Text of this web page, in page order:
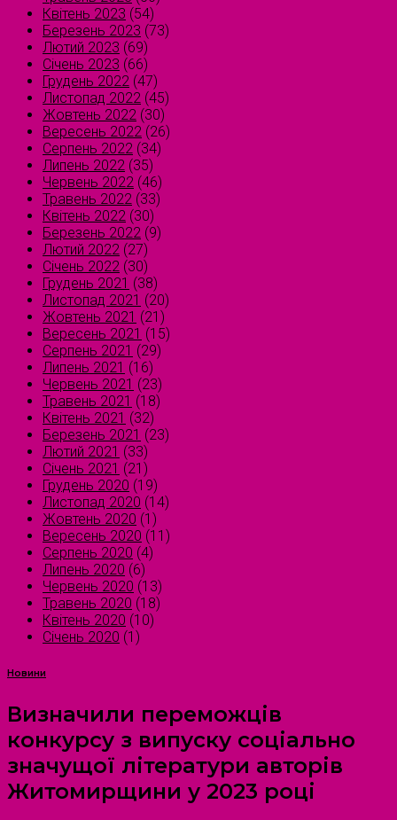
Квітень 2023 (54)
Березень 2023 (73)
Лютий 2023 (69)
Січень 2023 (66)
Грудень 2022 (47)
Листопад 2022 (45)
Жовтень 2022 (30)
Вересень 2022 (26)
Серпень 2022 (34)
Липень 2022 (35)
Червень 2022 (46)
Травень 2022 (33)
Квітень 2022 (30)
Березень 2022 (9)
Лютий 2022 (27)
Січень 2022 (30)
Грудень 2021 (38)
Листопад 2021 (20)
Жовтень 2021 (21)
Вересень 2021 (15)
Серпень 2021 (29)
Липень 2021 (16)
Червень 2021 (23)
Травень 2021 (18)
Квітень 2021 (32)
Березень 2021 (23)
Лютий 2021 (33)
Січень 2021 (21)
Грудень 2020 (19)
Листопад 2020 (14)
Жовтень 2020 (1)
Вересень 2020 (11)
Серпень 2020 (4)
Липень 2020 (6)
Червень 2020 (13)
Травень 2020 (18)
Квітень 2020 (10)
Січень 2020 (1)
Новини
Визначили переможців
конкурсу з випуску соціально
значущої літератури авторів
Житомирщини у 2023 році